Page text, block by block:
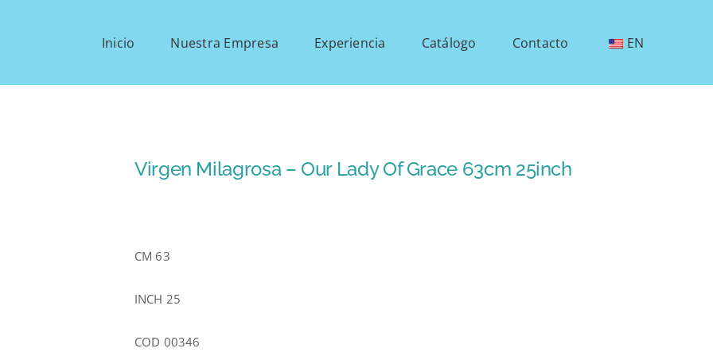
Inicio Nuestra Empresa Experiencia Catálogo Contacto EN
Virgen Milagrosa – Our Lady Of Grace 63cm 25inch
CM 63
INCH 25
COD 00346